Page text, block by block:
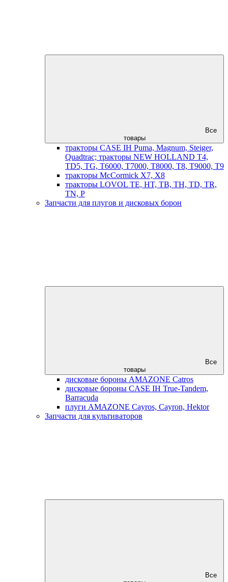
Все
товары
тракторы CASE IH Puma, Magnum, Steiger,
Quadtrac; тракторы NEW HOLLAND T4,
TD5, TG, T6000, T7000, T8000, T8, T9000, T9
тракторы McCormick X7, X8
тракторы LOVOL TE, HT, TB, TH, TD, TR,
TN, P
Запчасти для плугов и дисковых борон
Все
товары
дисковые бороны AMAZONE Catros
дисковые бороны CASE IH True-Tandem,
Barracuda
плуги AMAZONE Cayros, Cayron, Hektor
Запчасти для культиваторов
Все